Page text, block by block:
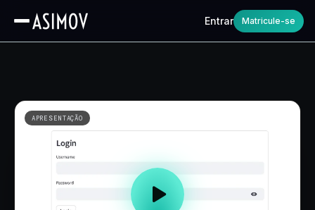
Entrar Matricule-se
APRESENTAÇÃO